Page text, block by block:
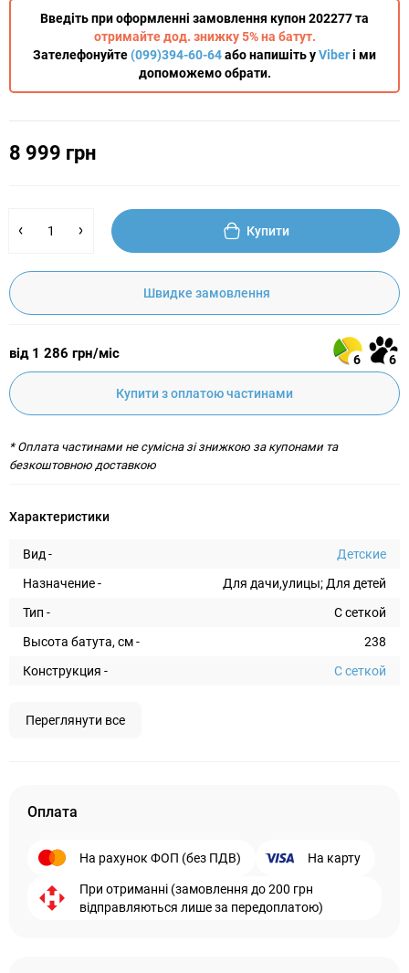
Введіть при оформленні замовлення купон 202277 та
отримайте дод. знижку 5% на батут.
Зателефонуйте(099)394-60-64або напишіть уViberі ми
допоможемо обрати.
8 999 грн
Купити
Швидке замовлення
від 1 286 грн/міс 6 6
Купити з оплатою частинами
* Оплата частинами не сумісна зі знижкою за купонами та
безкоштовною доставкою
Характеристики
Вид -
Детские
Назначение -
Для дачи,улицы; Для детей
Тип -
С сеткой
Высота батута, см -
238
Конструкция -
С сеткой
Переглянути все
Оплата
На рахунок ФОП (без ПДВ) На карту
При отриманні (замовлення до 200 грн
відправляються лише за передоплатою)